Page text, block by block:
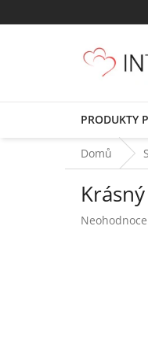
na
PRODUKTY
Domů
Průměrné